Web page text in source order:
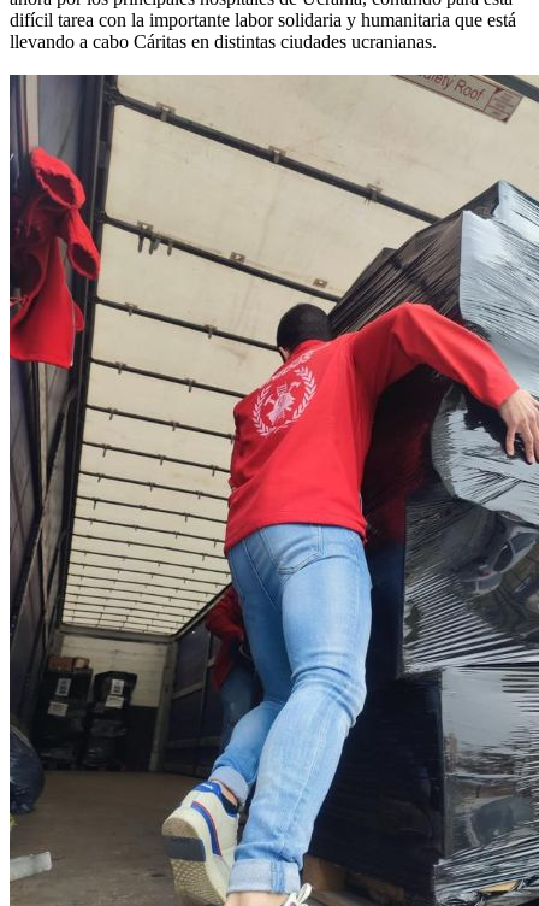
difícil tarea con la importante labor solidaria y humanitaria que está
llevando a cabo Cáritas en distintas ciudades ucranianas.